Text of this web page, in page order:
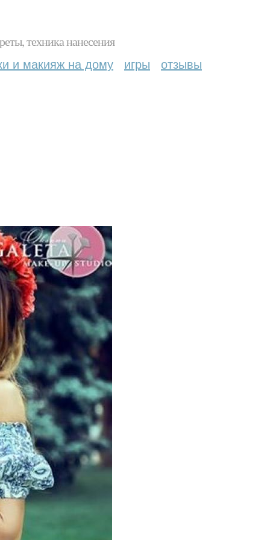
техника нанесения
и макияж на дому игры отзывы